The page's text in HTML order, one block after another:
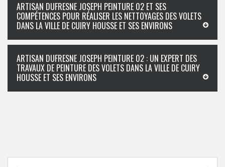
ARTISAN DUFRESNE JOSEPH PEINTURE 02 ET SES
COMPÉTENCES POUR RÉALISER LES NETTOYAGES DES VOLETS
DANS LA VILLE DE CUIRY HOUSSE ET SES ENVIRONS
ARTISAN DUFRESNE JOSEPH PEINTURE 02 : UN EXPERT DES
TRAVAUX DE PEINTURE DES VOLETS DANS LA VILLE DE CUIRY
HOUSSE ET SES ENVIRONS